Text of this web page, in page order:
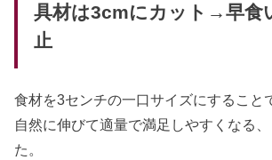
具材は3cmにカット→早食
止
食材を3センチの一口サイズにすること
自然に伸びて適量で満足しやすくなる
た。